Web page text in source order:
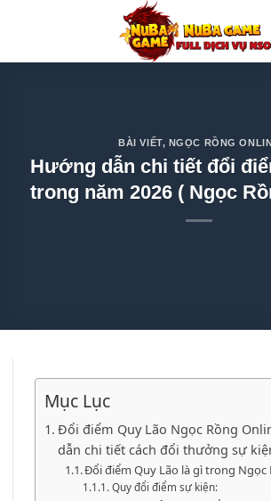
nội
BÀI VIẾT, NGỌC RỒNG
Hướng dẫn chi tiết đổi
trong năm 2026 ( Ngọc
Mục Lục
Đổi điểm Quy Lão Ngọc Rồng
dẫn chi tiết cách đổi thưởng sự
Đổi điểm Quy Lão là gì trong Ngọc
Quy đổi điểm sự kiện: